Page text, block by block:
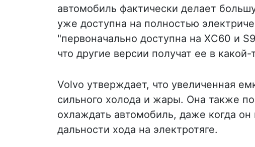
автомобиль фактически делает
уже доступна на полностью
"первоначально доступна на XC60 и
что другие версии получат ее в
Volvo утверждает, что увеличенная
сильного холода и жары. Она также
охлаждать автомобиль, даже когда
дальности хода на электротяге.